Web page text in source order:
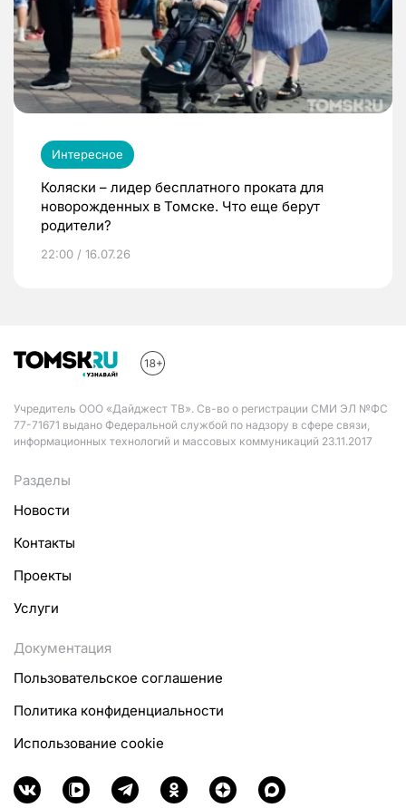
Интересное
Коляски – лидер бесплатного проката для
новорожденных в Томске. Что еще берут
родители?
22:00 / 16.07.26
Учредитель ООО «Дайджест ТВ». Св-во о регистрации СМИ ЭЛ №ФС
77-71671 выдано Федеральной службой по надзору в сфере связи,
информационных технологий и массовых коммуникаций 23.11.2017
Разделы
Новости
Контакты
Проекты
Услуги
Документация
Пользовательское соглашение
Политика конфиденциальности
Использование cookie